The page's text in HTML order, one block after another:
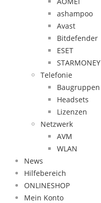
ashampoo
Avast
Bitdefender
ESET
STARMONEY
Telefonie
Baugruppen
Headsets
Lizenzen
Netzwerk
AVM
WLAN
News
Hilfebereich
ONLINESHOP
Mein Konto